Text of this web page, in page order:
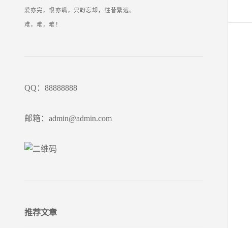
爱亦完，恨亦瞒，只盼忘却，往昔繁远。
难，难，难！
QQ：88888888
邮箱：admin@admin.com
推荐文章